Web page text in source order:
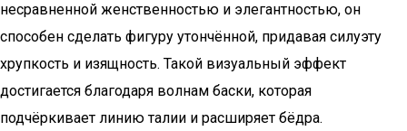
несравненной женственностью и элегантностью, он
способен сделать фигуру утончённой, придавая силуэту
хрупкость и изящность. Такой визуальный эффект
достигается благодаря волнам баски, которая
подчёркивает линию талии и расширяет бёдра.